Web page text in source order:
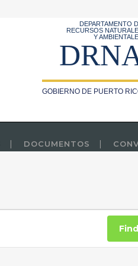
DEPARTAMENTO
RECURSOS
Y
GOBIERNO DE PUERTO
DOCUMENTOS